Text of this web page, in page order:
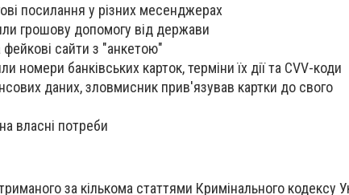
посилання у різних месенджерах
грошову допомогу від держави
сайти з "анкетою"
номери банківських карток, терміни їх дії та CVV-коди
даних, зловмисник прив'язував картки до свого
власні потреби
за кількома статтями Кримінального кодексу